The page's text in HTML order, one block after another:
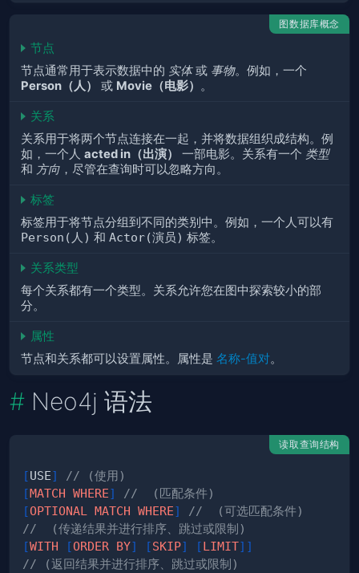
图数据库概念
节点
节点通常用于表示数据中的 实体或 事物。例如，一个
Person（人）
或 Movie（电影） 。
关系
关系用于将两个节点连接在一起，并将数据组织成结构。例
如，一个人 acted in（出演） 一部电影。关系有一个 类型
和 方向 ，尽管在查询时可以忽略方向。
标签
标签用于将节点分组到不同的类别中。例如，一个人可以有
Person(人) 和 Actor(演员) 标签。
关系类型
每个关系都有一个类型。关系允许您在图中探索较小的部
分。
属性
节点和关系都可以设置属性。属性是 名称-值对。
Neo4j 语法
读取查询结构
[USE]
// (使用)
[MATCH WHERE]
//  (匹配条件)
[OPTIONAL MATCH WHERE]
//  (可选匹配条件)
//  (传递结果并进行排序、跳过或限制)
[WITH [ORDER BY] [SKIP] [LIMIT] ]
// (返回结果并进行排序、跳过或限制)